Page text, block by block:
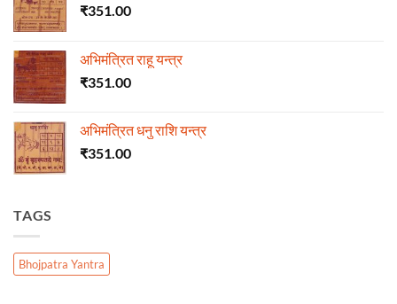
₹351.00
अभिमंत्रित राहू यन्त्र
₹351.00
अभिमंत्रित धनु राशि यन्त्र
₹351.00
TAGS
Bhojpatra Yantra